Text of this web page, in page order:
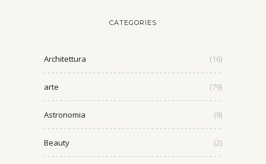
CATEGORIES
Architettura (16)
arte (79)
Astronomia (9)
Beauty (2)